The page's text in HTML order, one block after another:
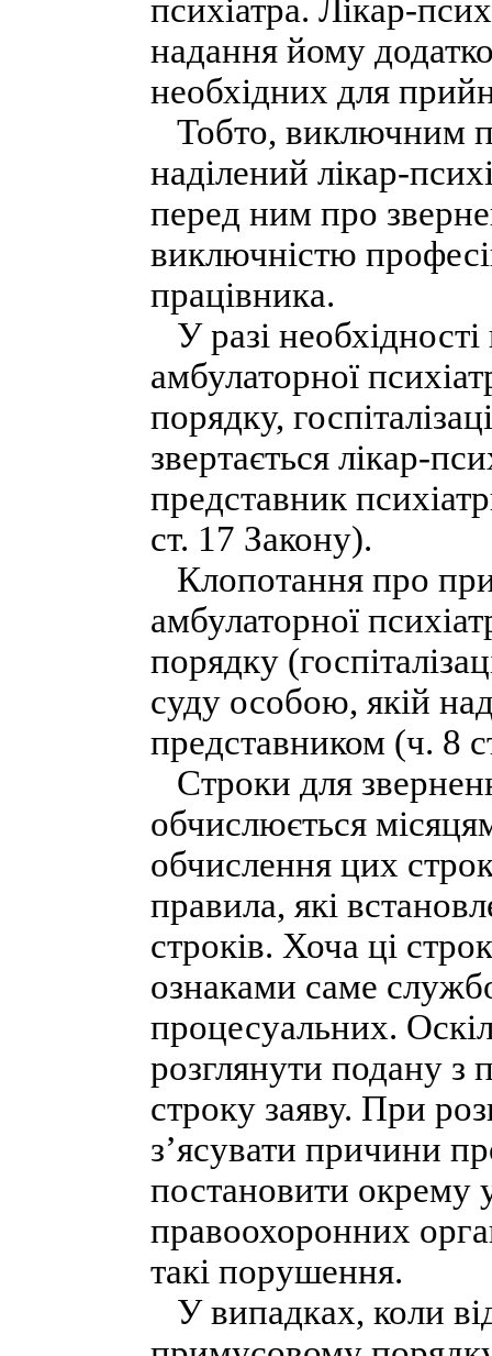
психіатра. Лікар-
надання йому
необхідних для
Тобто, виключним
наділений лікар-
перед ним про
виключністю
працівника.
У разі
амбулаторної
порядку,
звертається лікар-
представник
ст. 17 Закону).
Клопотання про
амбулаторної
порядку
суду особою, якій
представником (ч. 8
Строки для
обчислюється
обчислення цих
правила, які
строків. Хоча ці
ознаками саме
процесуальних.
розглянути подану з
строку заяву. При
з’ясувати причини
постановити окрему
правоохоронних
такі порушення.
У випадках, коли